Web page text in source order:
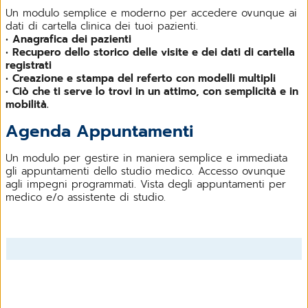
Elenco delle fatture ricevute nel periodo indicato
Filtro fatture (Stato fattura e stato invio MEF 730)
Personalizzazione del catalogo servizi da
fatturare
Un modulo semplice e moderno per accedere ovunque ai
dati di cartella clinica dei tuoi pazienti.
• Anagrafica dei pazienti
• Recupero dello storico delle visite e dei dati di cartella
registrati
• Creazione e stampa del referto con modelli multipli
• Ciò che ti serve lo trovi in un attimo, con semplicità e in
mobilità.
Agenda Appuntamenti
Un modulo per gestire in maniera semplice e immediata
gli appuntamenti dello studio medico. Accesso ovunque
agli impegni programmati. Vista degli appuntamenti per
medico e/o assistente di studio.